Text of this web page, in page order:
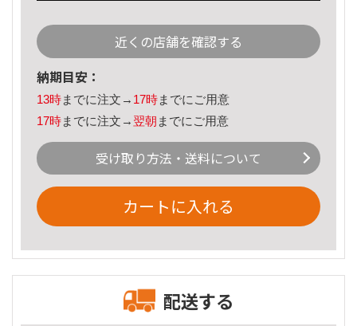
近くの店舗を確認する
納期目安：
13時までに注文→ 17時までにご用意
17時までに注文→ 翌朝 までにご用意
受け取り方法・送料について
カートに入れる
配送する